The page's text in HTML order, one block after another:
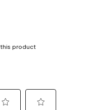
this product